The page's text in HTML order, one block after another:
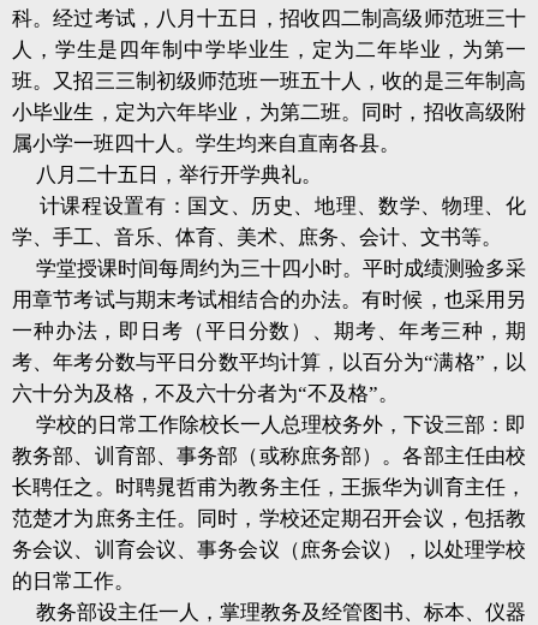
科。经过考试，八月十五日，招收四二制高级师范班三十
人，学生是四年制中学毕业生，定为二年毕业，为第一
班。又招三三制初级师范班一班五十人，收的是三年制高
小毕业生，定为六年毕业，为第二班。同时，招收高级附
属小学一班四十人。学生均来自直南各县。
八月二十五日，举行开学典礼。
计课程设置有：国文、历史、地理、数学、物理、化
学、手工、音乐、体育、美术、庶务、会计、文书等。
学堂授课时间每周约为三十四小时。平时成绩测验多采
用章节考试与期末考试相结合的办法。有时候，也采用另
一种办法，即日考（平日分数）、期考、年考三种，期
考、年考分数与平日分数平均计算，以百分为“满格”，以
六十分为及格，不及六十分者为“不及格”。
学校的日常工作除校长一人总理校务外，下设三部：即
教务部、训育部、事务部（或称庶务部）。各部主任由校
长聘任之。时聘晁哲甫为教务主任，王振华为训育主任，
范楚才为庶务主任。同时，学校还定期召开会议，包括教
务会议、训育会议、事务会议（庶务会议），以处理学校
的日常工作。
教务部设主任一人，掌理教务及经管图书、标本、仪器